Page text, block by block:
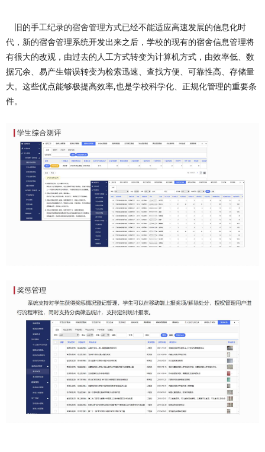
旧的手工纪录的宿舍管理方式已经不能适应高速发展的信息化时
代，新的宿舍管理系统开发出来之后，学校的现有的宿舍信息管理将
有很大的改观，由过去的人工方式转变为计算机方式，由效率低、数
据冗余、易产生错误转变为检索迅速、查找方便、可靠性高、存储量
大。这些优点能够极提高效率,也是学校科学化、正规化管理的重要条
件。